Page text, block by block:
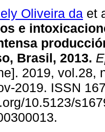
Oliveira da et
e
Brasil, 2013.
2019, vol.28,
2019. ISSN
10.5123/